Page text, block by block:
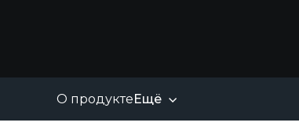
О продуктеЕщё